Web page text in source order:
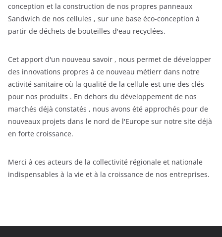
conception et la construction de nos propres panneaux
Sandwich de nos cellules , sur une base éco-conception à
partir de déchets de bouteilles d'eau recyclées.
Cet apport d'un nouveau savoir , nous permet de développer
des innovations propres à ce nouveau métierr dans notre
activité sanitaire où la qualité de la cellule est une des clés
pour nos produits . En dehors du développement de nos
marchés déjà constatés , nous avons été approchés pour de
nouveaux projets dans le nord de l'Europe sur notre site déjà
en forte croissance.
Merci à ces acteurs de la collectivité régionale et nationale
indispensables à la vie et à la croissance de nos entreprises.